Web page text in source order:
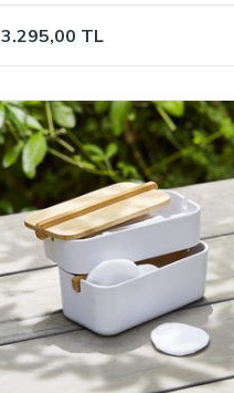
3.295,00 TL